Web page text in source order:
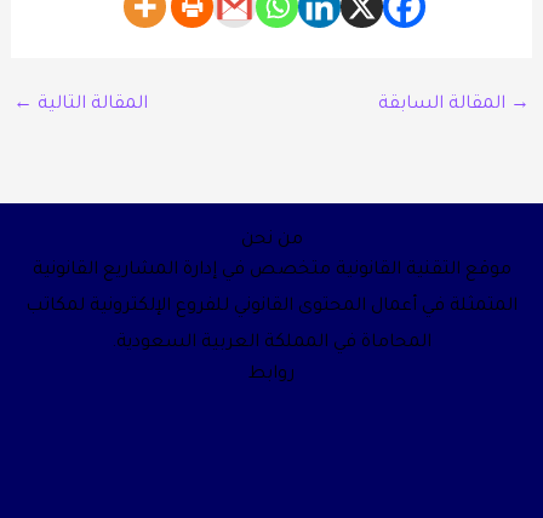
→ المقالة السابقة المقالة التالية ←
من نحن
موقع التقنية القانونية متخصص في إدارة المشاريع القانونية
المتمثلة في أعمال المحتوى القانوني للفروع الإلكترونية لمكاتب
المحاماة في المملكة العربية السعودية.
روابط